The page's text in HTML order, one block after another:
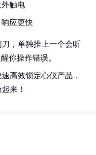
外触电
响应更快
，单独推上一个会听
你操作错误。
高效锁定心仪产品，
来！